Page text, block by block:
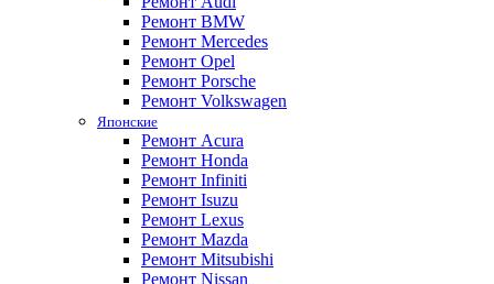
Ремонт BMW
Ремонт Mercedes
Ремонт Opel
Ремонт Porsche
Ремонт Volkswagen
Японские
Ремонт Acura
Ремонт Honda
Ремонт Infiniti
Ремонт Isuzu
Ремонт Lexus
Ремонт Mazda
Ремонт Mitsubishi
Ремонт Nissan